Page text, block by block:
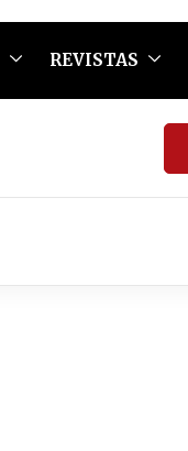
REVISTAS